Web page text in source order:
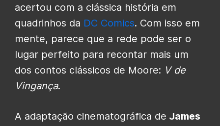
acertou com a clássica história em
quadrinhos da DC Comics. Com isso em
mente, parece que a rede pode ser o
lugar perfeito para recontar mais um
dos contos clássicos de Moore: V de
Vingança.
A adaptação cinematográfica de James